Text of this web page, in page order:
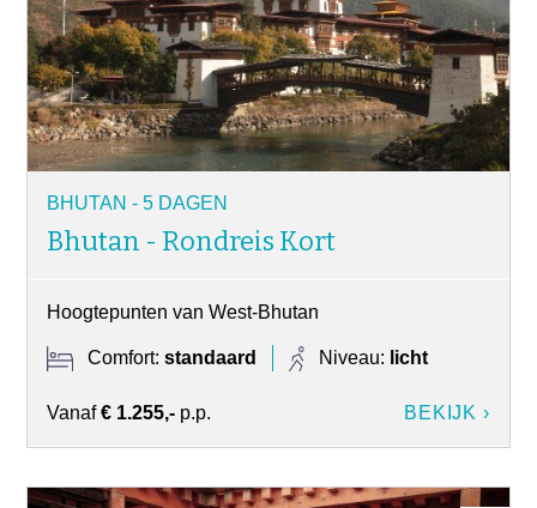
BHUTAN - 5 DAGEN
Bhutan - Rondreis Kort
Hoogtepunten van West-Bhutan
Comfort:standaard Niveau: licht
Vanaf€ 1.255,- p.p. BEKIJK ›